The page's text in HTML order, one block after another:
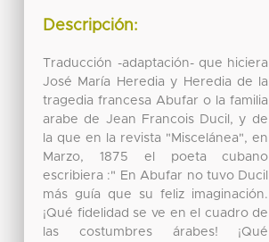
Descripción:
Traducción -adaptación- que hiciera
José María Heredia y Heredia de la
tragedia francesa Abufar o la familia
arabe de Jean Francois Ducil, y de
la que en la revista "Miscelánea", en
Marzo, 1875 el poeta cubano
escribiera :" En Abufar no tuvo Ducil
más guía que su feliz imaginación.
¡Qué fidelidad se ve en el cuadro de
las costumbres árabes! ¡Qué